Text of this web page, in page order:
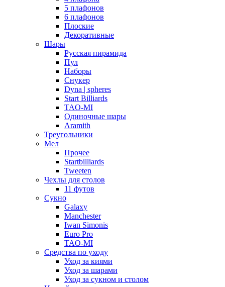
5 плафонов
6 плафонов
Плоские
Декоративные
Шары
Русская пирамида
Пул
Наборы
Снукер
Dyna | spheres
Start Billiards
TAO-MI
Одиночные шары
Aramith
Треугольники
Мел
Прочее
Startbilliards
Tweeten
Чехлы для столов
11 футов
Сукно
Galaxy
Manchester
Iwan Simonis
Euro Pro
TAO-MI
Средства по уходу
Уход за киями
Уход за шарами
Уход за сукном и столом